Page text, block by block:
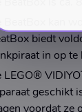
BeatBox kan
biedt
in op te
LEGO®
geschikt
voordat ze